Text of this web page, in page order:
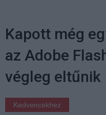
Kapott még
az Adobe
végleg eltűnik
Kedvencekhez